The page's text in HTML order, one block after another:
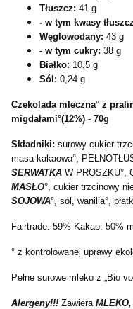
Tłuszcz: 41 g
- w tym kwasy
Węglowodany: 43 g
- w tym cukry: 38 g
Białko: 10,5 g
Sól: 0,24 g
Czekolada mleczna° z
migdałami°(12%) - 70g
Składniki: surowy cukier
masa kakaowa°,
SERWATKA W PROSZKU°,
MASŁO°, cukier trzcinowy
SOJOWA°, sól, wanilia°,
Fairtrade: 59% Kakao: 50%
° z kontrolowanej uprawy
Pełne surowe mleko z „Bio
Alergeny!!! Zawiera